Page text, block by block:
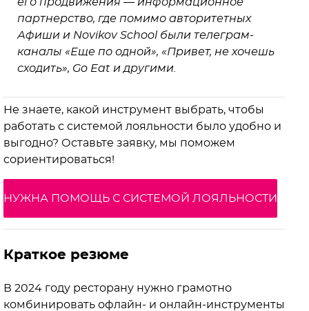
партнерство, где помимо авторитетных
Афиши и Novikov School были телеграм-
каналы «Еще по одной», «Привет, не хочешь
сходить», Go Eat и другими.
Не знаете, какой инструмент выбрать, чтобы
работать с системой лояльности было удобно и
выгодно? Оставьте заявку, мы поможем
сориентироваться!
НУЖНА ПОМОЩЬ С СИСТЕМОЙ ЛОЯЛЬНОСТИ
Краткое резюме
В 2024 году ресторану нужно грамотно
комбинировать офлайн- и онлайн-инструменты